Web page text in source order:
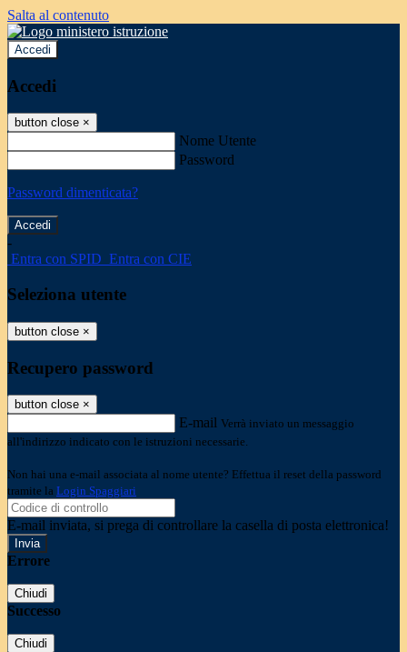
Salta al contenuto
Accedi
Accedi
button close ×
Nome Utente
Password
Password dimenticata?
-
Entra con SPID Entra con CIE
Seleziona utente
button close ×
Recupero password
button close ×
E-mail Verrà inviato un messaggio
all'indirizzo indicato con le istruzioni necessarie.
Non hai una e-mail associata al nome utente? Effettua il reset della password
tramite la Login Spaggiari
E-mail inviata, si prega di controllare la casella di posta elettronica!
Errore
Chiudi
Successo
Chiudi